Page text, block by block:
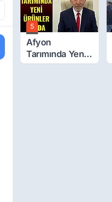
5
Afyon
Tarımında Yeni
Ürünler Yolda